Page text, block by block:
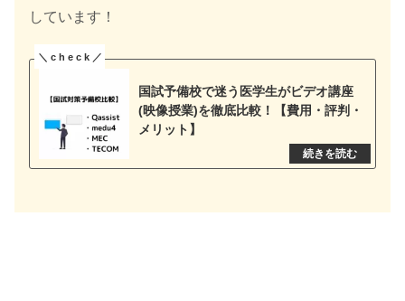
しています！
国試予備校で迷う医学生がビデオ講座
(映像授業)を徹底比較！【費用・評判・
メリット】